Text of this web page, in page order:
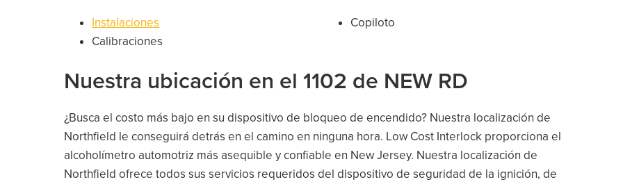
Instalaciones
Calibraciones
Copiloto
Nuestra ubicación en el 1102 de NEW RD
¿Busca el costo más bajo en su dispositivo de bloqueo de encendido? Nuestra localización de
Northfield le conseguirá detrás en el camino en ninguna hora. Low Cost Interlock proporciona el
alcoholímetro automotriz más asequible y confiable en New Jersey. Nuestra localización de
Northfield ofrece todos sus servicios requeridos del dispositivo de seguridad de la ignición, de